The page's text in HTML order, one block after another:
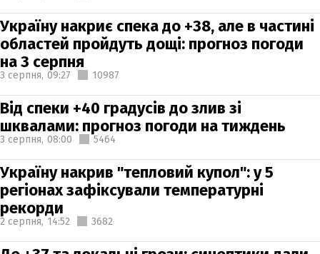
Україну накриє спека до +38, але в частині
областей пройдуть дощі: прогноз погоди
на 3 серпня
3 серпня, 09:27 10987
Від спеки +40 градусів до злив зі
шквалами: прогноз погоди на тиждень
3 серпня, 08:00 5464
Україну накрив "тепловий купол": у 5
регіонах зафіксували температурні
рекорди
2 серпня, 14:52 3682